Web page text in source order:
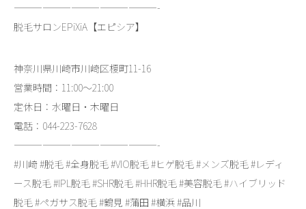
———————————————-
脱毛サロンEPiXiA【エピシア】
神奈川県川崎市川崎区榎町11-16
営業時間：11:00～21:00
定休日：水曜日・木曜日
電話：044-223-7628
———————————————-
#川崎 #脱毛 #全身脱毛 #VIO脱毛 #ヒゲ脱毛 #メンズ脱毛 #レディ
ース脱毛 #IPL脱毛 #SHR脱毛 #HHR脱毛 #美容脱毛 #ハイブリッド
脱毛 #ペガサス脱毛 #鶴見 #蒲田 #横浜 #品川